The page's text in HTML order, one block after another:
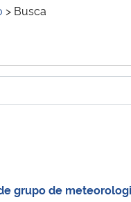
> Busca
grupo de